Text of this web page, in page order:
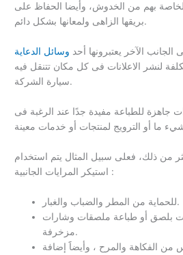
الخاصة بهم من الخدوش، وأيضا الحفاظ على
بريقها الزاهى ولمعانها بشكل دائم.
الآخر يعتبرونها أحد وسائل الدعاية
لنشر الاعلانات فى كل مكان تتنقل فيه
سيارة الشركة.
جاهزة للطباعة مفيدة جدًا عند الرغبة فى
من ذلك، فعلى سبيل المثال يتم استخدام
استيكر المرايات الجانبية :
للحماية من المطر والضباب والغبار.
بلصق أو طباعة ملصقات وشارات
مزخرفة.
الفكاهة والمرح ، وأيضاََ إضافة